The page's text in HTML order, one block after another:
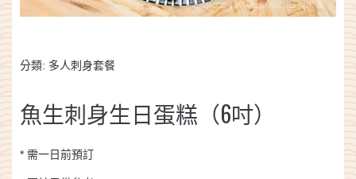
分類: 多人刺身套餐
魚生刺身生日蛋糕（6吋）
* 需一日前預訂